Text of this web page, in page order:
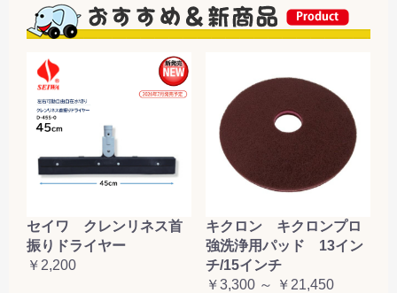
セイワ クレンリネス首
振りドライヤー
￥2,200
キクロン キクロンプロ
強洗浄用パッド 13イン
チ/15インチ
￥3,300 ～ ￥21,450